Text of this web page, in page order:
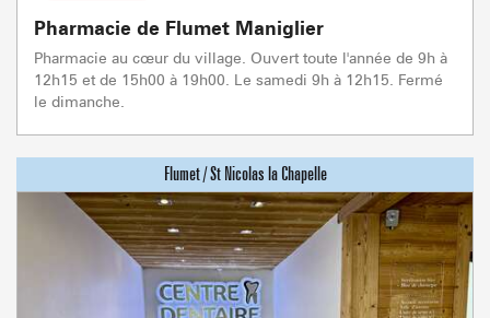
Pharmacie de Flumet Maniglier
Pharmacie au cœur du village. Ouvert toute l'année de 9h à
12h15 et de 15h00 à 19h00. Le samedi 9h à 12h15. Fermé
le dimanche.